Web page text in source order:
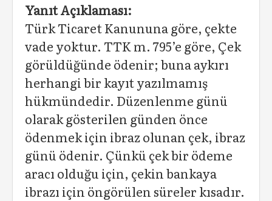
Yanıt Açıklaması:
Türk Ticaret Kanununa göre, çekte
vade yok­tur. TTK m. 795’e göre, Çek
görüldüğünde öde­nir; buna aykırı
herhangi bir kayıt yazılmamış
hükmündedir. Düzenlenme günü
olarak gösterilen günden önce
ödenmek için ibraz olunan çek, ibraz
günü ödenir. Çünkü çek bir ödeme
aracı olduğu için, çekin bankaya
ibrazı için öngörülen süreler kısadır.